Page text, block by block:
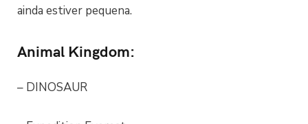
ainda estiver pequena.
Animal Kingdom:
– DINOSAUR